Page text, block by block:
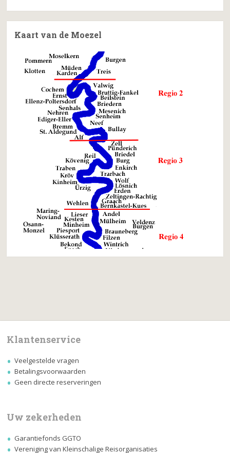
Kaart van de Moezel
Klantenservice
Veelgestelde vragen
Betalingsvoorwaarden
Geen directe reserveringen
Uw zekerheden
Garantiefonds GGTO
Vereniging van Kleinschalige Reisorganisaties